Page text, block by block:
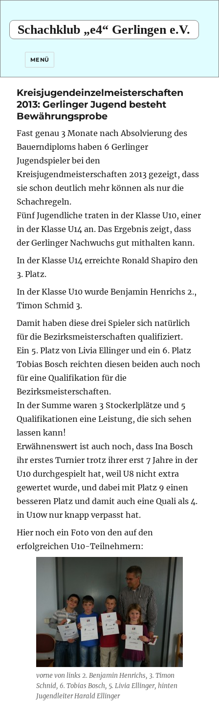
Schachklub „e4“ Gerlingen e.V.
MENÜ
Kreisjugendeinzelmeisterschaften
2013: Gerlinger Jugend besteht
Bewährungsprobe
Fast genau 3 Monate nach Absolvierung des
Bauerndiploms haben 6 Gerlinger
Jugendspieler bei den
Kreisjugendmeisterschaften 2013 gezeigt, dass
sie schon deutlich mehr können als nur die
Schachregeln.
Fünf Jugendliche traten in der Klasse U10, einer
in der Klasse U14 an. Das Ergebnis zeigt, dass
der Gerlinger Nachwuchs gut mithalten kann.
In der Klasse U14 erreichte Ronald Shapiro den
3. Platz.
In der Klasse U10 wurde Benjamin Henrichs 2.,
Timon Schmid 3.
Damit haben diese drei Spieler sich natürlich
für die Bezirksmeisterschaften qualifiziert.
Ein 5. Platz von Livia Ellinger und ein 6. Platz
Tobias Bosch reichten diesen beiden auch noch
für eine Qualifikation für die
Bezirksmeisterschaften.
In der Summe waren 3 Stockerlplätze und 5
Qualifikationen eine Leistung, die sich sehen
lassen kann!
Erwähnenswert ist auch noch, dass Ina Bosch
ihr erstes Turnier trotz ihrer erst 7 Jahre in der
U10 durchgespielt hat, weil U8 nicht extra
gewertet wurde, und dabei mit Platz 9 einen
besseren Platz und damit auch eine Quali als 4.
in U10w nur knapp verpasst hat.
Hier noch ein Foto von den auf den
erfolgreichen U10-Teilnehmern:
vorne von links 2. Benjamin Henrichs, 3. Timon
Schnid, 6. Tobias Bosch, 5. Livia Ellinger, hinten
Jugendleiter Harald Ellinger